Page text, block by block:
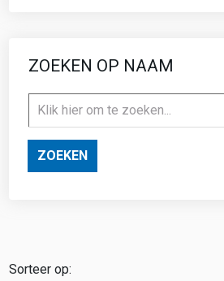
ZOEKEN OP NAAM
ZOEKEN